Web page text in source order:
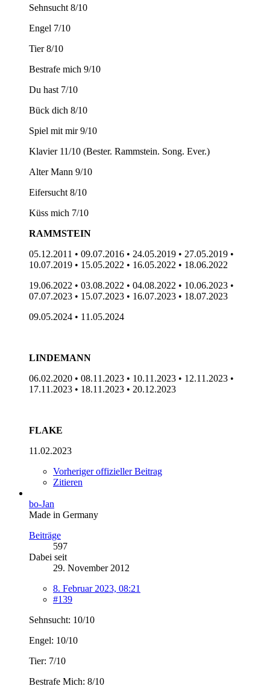
Sehnsucht 8/10
Engel 7/10
Tier 8/10
Bestrafe mich 9/10
Du hast 7/10
Bück dich 8/10
Spiel mit mir 9/10
Klavier 11/10 (Bester. Rammstein. Song. Ever.)
Alter Mann 9/10
Eifersucht 8/10
Küss mich 7/10
RAMMSTEIN
05.12.2011 • 09.07.2016 • 24.05.2019 • 27.05.2019 •
10.07.2019 • 15.05.2022 • 16.05.2022 • 18.06.2022
19.06.2022 • 03.08.2022 • 04.08.2022 • 10.06.2023 •
07.07.2023 • 15.07.2023 • 16.07.2023 • 18.07.2023
09.05.2024 • 11.05.2024
LINDEMANN
06.02.2020 • 08.11.2023 • 10.11.2023 • 12.11.2023 •
17.11.2023 • 18.11.2023 • 20.12.2023
FLAKE
11.02.2023
Vorheriger offizieller Beitrag
Zitieren
bo-Jan
Made in Germany
Beiträge
597
Dabei seit
29. November 2012
8. Februar 2023, 08:21
#139
Sehnsucht: 10/10
Engel: 10/10
Tier: 7/10
Bestrafe Mich: 8/10